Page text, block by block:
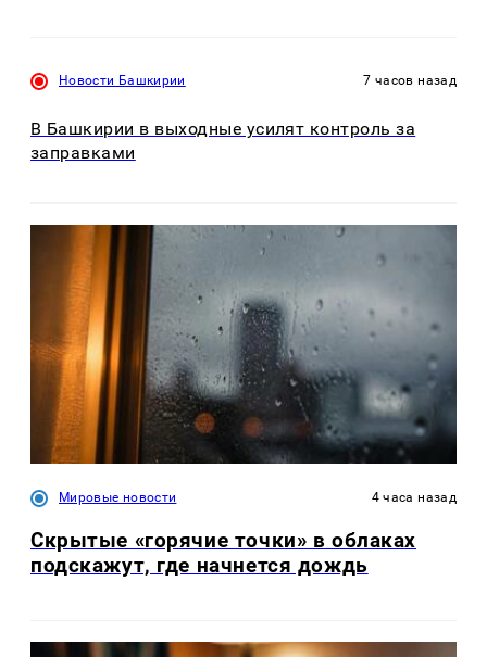
Новости Башкирии 7 часов назад
В Башкирии в выходные усилят контроль за
заправками
Мировые новости 4 часа назад
Скрытые «горячие точки» в облаках
подскажут, где начнется дождь